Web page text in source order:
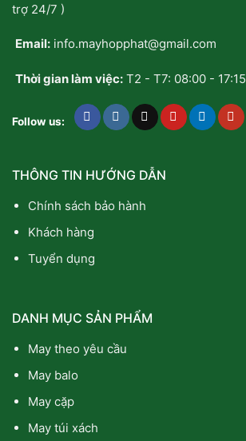
trợ 24/7 )
Email: info.mayhopphat@gmail.com
Thời gian làm việc: T2 - T7: 08:00 - 17:15
Follow us:
THÔNG TIN HƯỚNG DẪN
Chính sách bảo hành
Khách hàng
Tuyển dụng
DANH MỤC SẢN PHẨM
May theo yêu cầu
May balo
May cặp
May túi xách